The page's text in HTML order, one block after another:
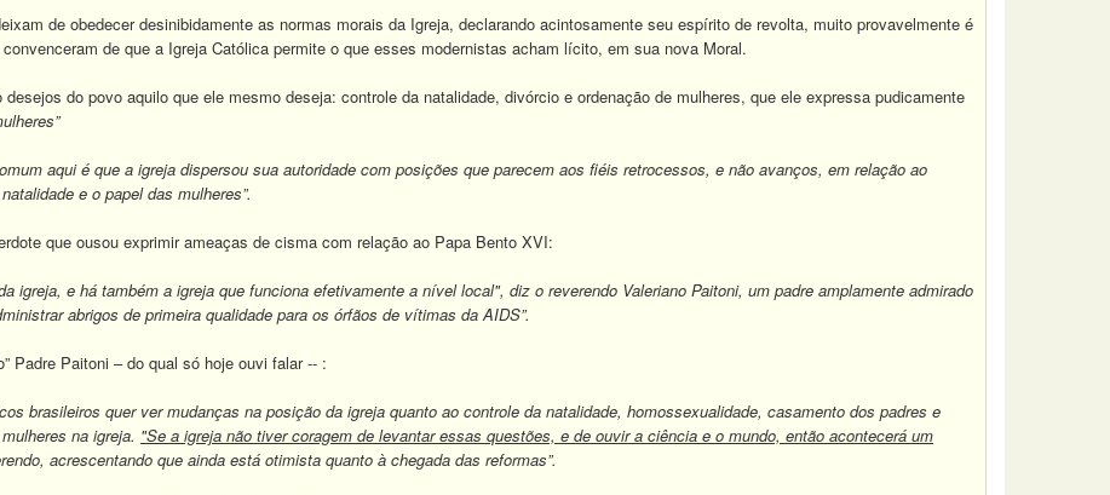
de obedecer desinibidamente as normas morais da Igreja, declarando acintosamente seu espírito de revolta, muito provavelmente é
de que a Igreja Católica permite o que esses modernistas acham lícito, em sua nova Moral.
do povo aquilo que ele mesmo deseja: controle da natalidade, divórcio e ordenação de mulheres, que ele expressa pudicamente
aqui é que a igreja dispersou sua autoridade com posições que parecem aos fiéis retrocessos, e não avanços, em relação ao
e o papel das mulheres”.
que ousou exprimir ameaças de cisma com relação ao Papa Bento XVI:
igreja, e há também a igreja que funciona efetivamente a nível local", diz o reverendo Valeriano Paitoni, um padre amplamente admirado
abrigos de primeira qualidade para os órfãos de vítimas da AIDS”.
Padre Paitoni – do qual só hoje ouvi falar -- :
brasileiros quer ver mudanças na posição da igreja quanto ao controle da natalidade, homossexualidade, casamento dos padres e
na igreja. "Se a igreja não tiver coragem de levantar essas questões, e de ouvir a ciência e o mundo, então acontecerá um
acrescentando que ainda está otimista quanto à chegada das reformas”.